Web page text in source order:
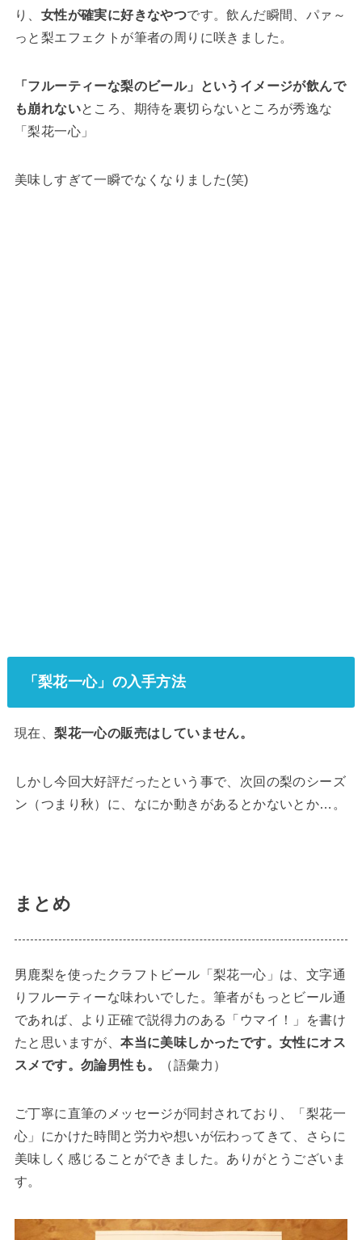
り、 女性が確実に好きなやつです。飲んだ瞬間、パァ～
っと梨エフェクトが筆者の周りに咲きました。
「フルーティーな梨のビール」というイメージが飲んで
も崩れないところ、期待を裏切らないところが秀逸な
「梨花一心」
美味しすぎて一瞬でなくなりました(笑)
「梨花一心」の入手方法
現在、梨花一心の販売はしていません。
しかし今回大好評だったという事で、次回の梨のシーズ
ン（つまり秋）に、なにか動きがあるとかないとか…。
まとめ
男鹿梨を使ったクラフトビール「梨花一心」は、文字通
りフルーティーな味わいでした。筆者がもっとビール通
であれば、より正確で説得力のある「ウマイ！」を書け
たと思いますが、本当に美味しかったです。女性にオス
スメです。勿論男性も。
（語彙力）
ご丁寧に直筆のメッセージが同封されており、「梨花一
心」にかけた時間と労力や想いが伝わってきて、さらに
美味しく感じることができました。ありがとうございま
す。